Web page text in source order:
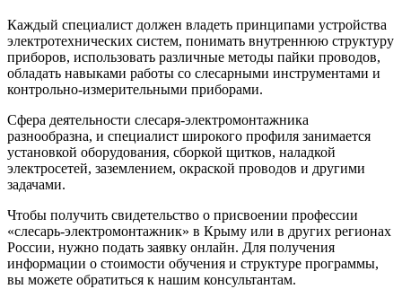
Каждый специалист должен владеть принципами устройства
электротехнических систем, понимать внутреннюю структуру
приборов, использовать различные методы пайки проводов,
обладать навыками работы со слесарными инструментами и
контрольно-измерительными приборами.
Сфера деятельности слесаря-электромонтажника
разнообразна, и специалист широкого профиля занимается
установкой оборудования, сборкой щитков, наладкой
электросетей, заземлением, окраской проводов и другими
задачами.
Чтобы получить свидетельство о присвоении профессии
«слесарь-электромонтажник» в Крыму или в других регионах
России, нужно подать заявку онлайн. Для получения
информации о стоимости обучения и структуре программы,
вы можете обратиться к нашим консультантам.